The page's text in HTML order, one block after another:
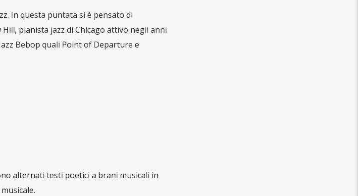
In questa puntata si è pensato di
pianista jazz di Chicago attivo negli anni
Bebop quali Point of Departure e
alternati testi poetici a brani musicali in